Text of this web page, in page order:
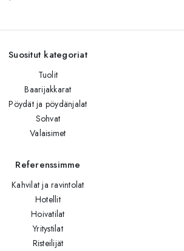
Suositut kategoriat
Tuolit
Baarijakkarat
Pöydät ja pöydänjalat
Sohvat
Valaisimet
Referenssimme
Kahvilat ja ravintolat
Hotellit
Hoivatilat
Yritystilat
Risteilijät